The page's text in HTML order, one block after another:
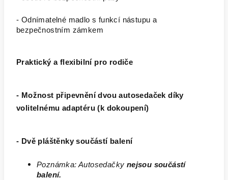
- Odnímatelné madlo s funkcí nástupu a
bezpečnostním zámkem
Praktický a flexibilní pro rodiče
- Možnost připevnění dvou autosedaček díky
volitelnému adaptéru(k dokoupení)
- Dvě pláštěnky součástí balení
Poznámka: Autosedačky nejsou součástí
balení.